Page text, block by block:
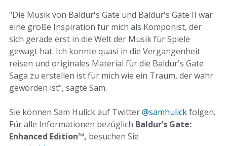
"Die Musik von Baldur's Gate und Baldur's Gate II war
eine große Inspiration für mich als Komponist, der
sich gerade erst in die Welt der Musik für Spiele
gewagt hat. Ich konnte quasi in die Vergangenheit
reisen und originales Material für die Baldur's Gate
Saga zu erstellen ist für mich wie ein Traum, der wahr
geworden ist", sagte Sam.
Sie können Sam Hulick auf Twitter@samhulickfolgen.
Für alle Informationen bezüglich Baldur’s Gate:
Enhanced Edition™, besuchen Sie